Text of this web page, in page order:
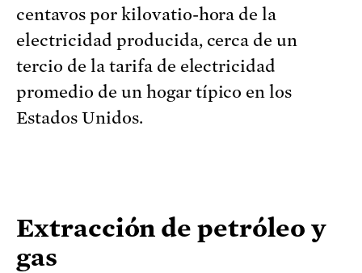
centavos por kilovatio-hora de la
electricidad producida, cerca de un
tercio de la tarifa de electricidad
promedio de un hogar típico en los
Estados Unidos.
Extracción de petróleo y
gas